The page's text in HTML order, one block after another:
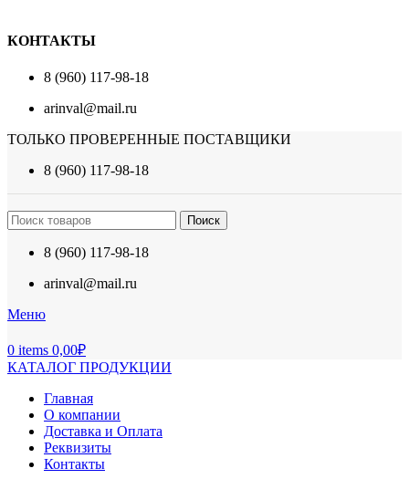
КОНТАКТЫ
8 (960) 117-98-18
arinval@mail.ru
ТОЛЬКО ПРОВЕРЕННЫЕ ПОСТАВЩИКИ
8 (960) 117-98-18
Поиск
8 (960) 117-98-18
arinval@mail.ru
Меню
0 items 0,00₽
КАТАЛОГ ПРОДУКЦИИ
Главная
О компании
Доставка и Оплата
Реквизиты
Контакты